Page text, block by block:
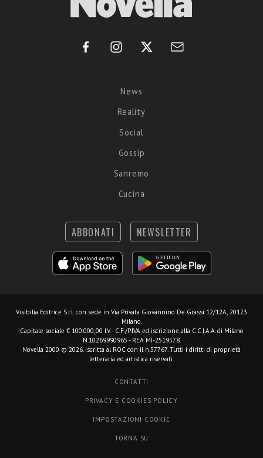
News
Reality
Social
Gossip
Sanremo
Cucina
ABBONATI NEWSLETTER
Visibilia Editrice S.r.l. con sede in Via Privata Giovannino De Grassi 12/12A, 20123
Milano.
Capitale sociale € 100.000,00 I.V. - C.F./P.IVA ed iscrizione alla C.C.I.A.A. di Milano
N.10269990965 - REA MI-2519578.
Novella 2000 © 2026. Iscritta al ROC con il n.37767. Tutti i diritti di proprietà
letteraria ed artistica riservati.
CONTATTI
PRIVACY E COOKIES POLICY
IMPOSTAZIONI COOKIE
TORNA SU